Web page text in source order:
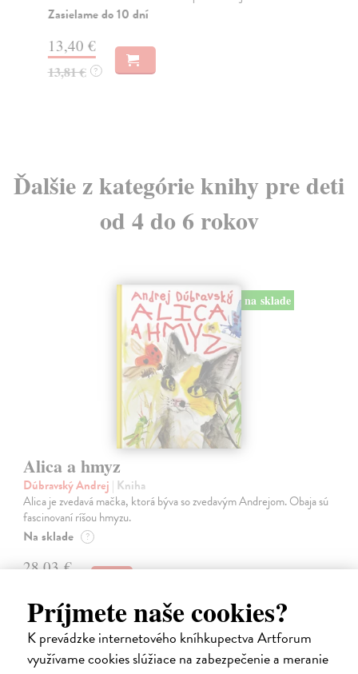
Príjmete naše cookies?
K prevádzke internetového kníhkupectva Artforum
využívame cookies slúžiace na zabezpečenie a meranie
Zasielame do 10 dní
13,40 €
13,81 € ?
Ďalšie z kategórie knihy pre deti
od 4 do 6 rokov
na sklade
Alica a hmyz
Dúbravský Andrej | Kniha
Alica je zvedavá mačka, ktorá býva so zvedavým Andrejom. Obaja sú
fascinovaní ríšou hmyzu.
Na sklade ?
28,03 €